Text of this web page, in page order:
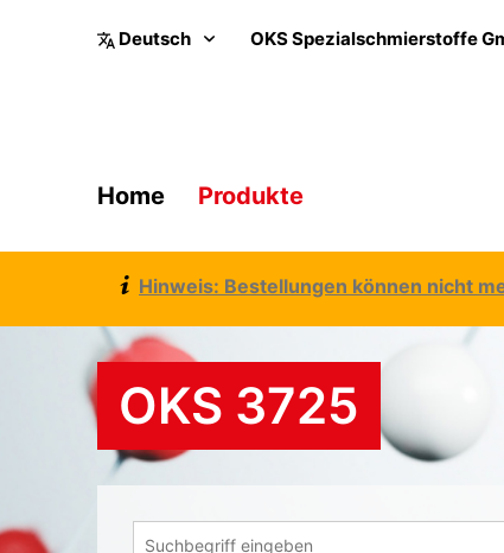
OKS Spezialschmierstoffe
Home Produkte
Hinweis: Bestellungen können nicht
OKS 3725